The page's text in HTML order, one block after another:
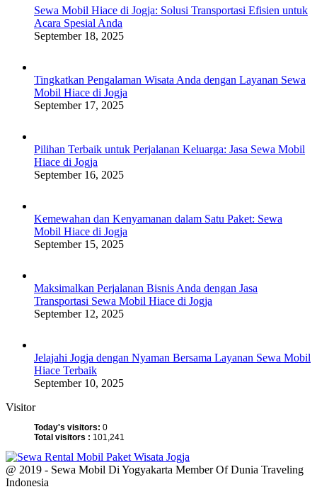
Sewa Mobil Hiace di Jogja: Solusi Transportasi Efisien untuk
Acara Spesial Anda
September 18, 2025
Tingkatkan Pengalaman Wisata Anda dengan Layanan Sewa
Mobil Hiace di Jogja
September 17, 2025
Pilihan Terbaik untuk Perjalanan Keluarga: Jasa Sewa Mobil
Hiace di Jogja
September 16, 2025
Kemewahan dan Kenyamanan dalam Satu Paket: Sewa
Mobil Hiace di Jogja
September 15, 2025
Maksimalkan Perjalanan Bisnis Anda dengan Jasa
Transportasi Sewa Mobil Hiace di Jogja
September 12, 2025
Jelajahi Jogja dengan Nyaman Bersama Layanan Sewa Mobil
Hiace Terbaik
September 10, 2025
Visitor
Today's visitors: 0
Total visitors : 101,241
@ 2019 - Sewa Mobil Di Yogyakarta Member Of Dunia Traveling
Indonesia